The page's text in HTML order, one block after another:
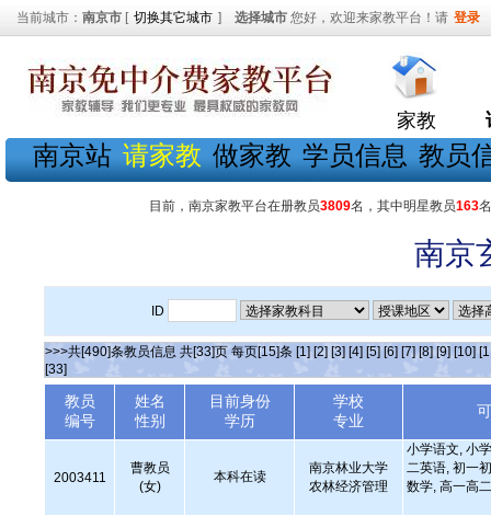
当前城市： 南京市 [ 切换其它城市 ] 选择城市 您好，欢迎来家教平台！请 登录
家教
南京站 请家教 做家教 学员信息 教员
目前，南京家教平台在册教员3809名，其中明星教员163
南京
ID
>>>共[490]条教员信息 共[33]页 每页[15]条 [1] [2] [3] [4] [5] [6] [7] [8] [9] [10]
[33]
教员
编号
姓名
性别
目前身份
学历
学校
专业
2003411
曹教员
(女)
本科在读
南京林业大学
农林经济管理
小学语文, 小
二英语, 初一
数学, 高一高